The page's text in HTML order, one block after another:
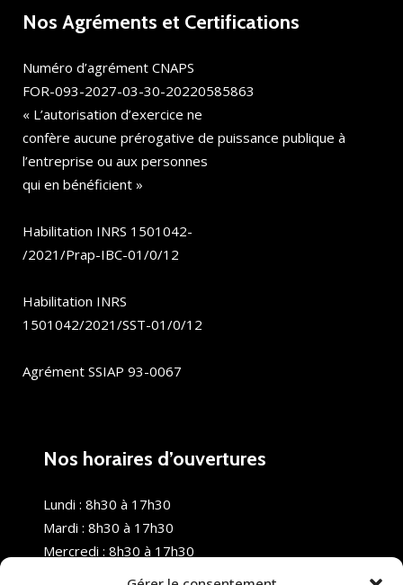
Nos Agréments et Certifications
Numéro d’agrément CNAPS
FOR-093-2027-03-30-20220585863
« L’autorisation d’exercice ne
confère aucune prérogative de puissance publique à
l’entreprise ou aux personnes
qui en bénéficient »
Habilitation INRS 1501042-
/2021/Prap-IBC-01/0/12
Habilitation INRS
1501042/2021/SST-01/0/12
Agrément SSIAP 93-0067
Nos horaires d’ouvertures
Lundi : 8h30 à 17h30
Mardi : 8h30 à 17h30
Mercredi : 8h30 à 17h30